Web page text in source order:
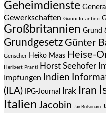
Geheimdienste
Gewerkschaften Gianni Infantino
Großbritannien Grund
Grundgesetz Günter
Genscher Heiko Maas Heise-
Heribert Prantl Horst Seehofer
Impfungen Indien
(ILA)
IPG-Journal Irak Iran
Italien Jacobin Jair Bolsonaro